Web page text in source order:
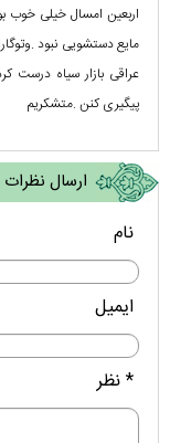
اربعین امسال خیلی
مایع دستشویی نبود
پیگیری کنن .متشکریم
ارسال نظرات
نام
ایمیل
* نظر